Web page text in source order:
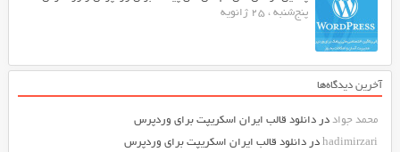
پنج‌شنبه ، 25 ژانویه
آخرین دیدگاه‌ها
محمد جواددر دانلود قالب ایران اسکریپت برای وردپرس
hadimirzariدر دانلود قالب ایران اسکریپت برای وردپرس